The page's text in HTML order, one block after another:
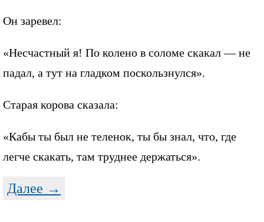
Он заревел:
«Несчастный я! По колено в соломе скакал — не
падал, а тут на гладком поскользнулся».
Старая корова сказала:
«Кабы ты был не теленок, ты бы знал, что, где
легче скакать, там труднее держаться».
Далее →